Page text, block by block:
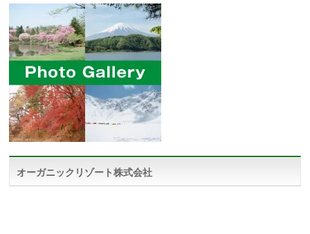
オーガニックリゾート株式会社